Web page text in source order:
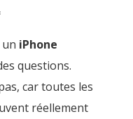
on
reconditionné
ce
faut
avant
iPhone
questions.
car toutes les
réellement